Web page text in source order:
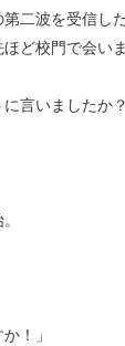
二波を受信した
ほど校門で会い
言いましたか？
！」